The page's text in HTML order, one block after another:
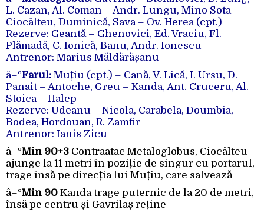
L. Cazan, Al. Coman – Andr. Lungu, Mino Sota–
Ciocâlteu, Duminică, Sava – Ov. Herea (cpt.)
Rezerve: Geantă – Ghenovici, Ed. Vraciu, Fl.
Plămadă, C. Ionică, Banu, Andr. Ionescu
Antrenor: Marius Măldărășanu
â–ºFarul: Muțiu (cpt.) – Cană, V. Lică, I. Ursu, D.
Panait – Antoche, Greu – Kanda, Ant. Cruceru, Al.
Stoica – Halep
Rezerve: Udeanu – Nicola, Carabela, Doumbia,
Bodea, Hordouan, R. Zamfir
Antrenor: Ianis Zicu
â–ºMin 90+3 Contraatac Metaloglobus, Ciocâlteu
ajunge la 11 metri în poziție de singur cu portarul,
trage însă pe direcția lui Muțiu, care salvează
â–ºMin 90 Kanda trage puternic de la 20 de metri,
însă pe centru și Gavrilaș reține